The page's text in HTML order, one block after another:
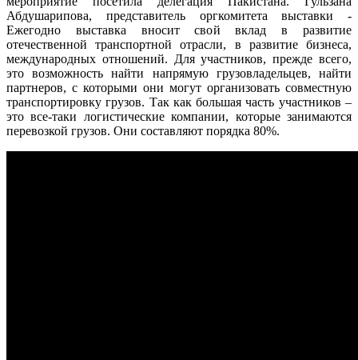
Абдушарипова, представитель оргкомитета выставки -
Ежегодно выставка вносит свой вклад в развитие
отечественной транспортной отрасли, в развитие бизнеса,
международных отношений. Для участников, прежде всего,
это возможность найти напрямую грузовладельцев, найти
партнеров, с которыми они могут организовать совместную
транспортировку грузов. Так как большая часть участников –
это все-таки логистические компании, которые занимаются
перевозкой грузов. Они составляют порядка 80%.